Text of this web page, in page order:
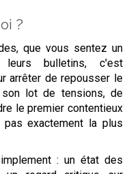
?
que vous sentez un
bulletins, c'est
arrêter de repousser le
lot de tensions, de
le premier contentieux
exactement la plus
: un état des